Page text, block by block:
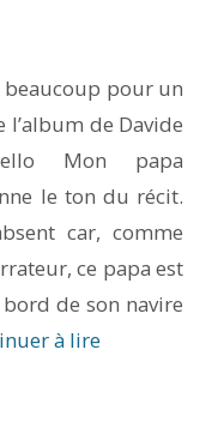
beaucoup pour un
l’album de Davide
Mon papa
le ton du récit.
car, comme
ce papa est
de son navire
à lire